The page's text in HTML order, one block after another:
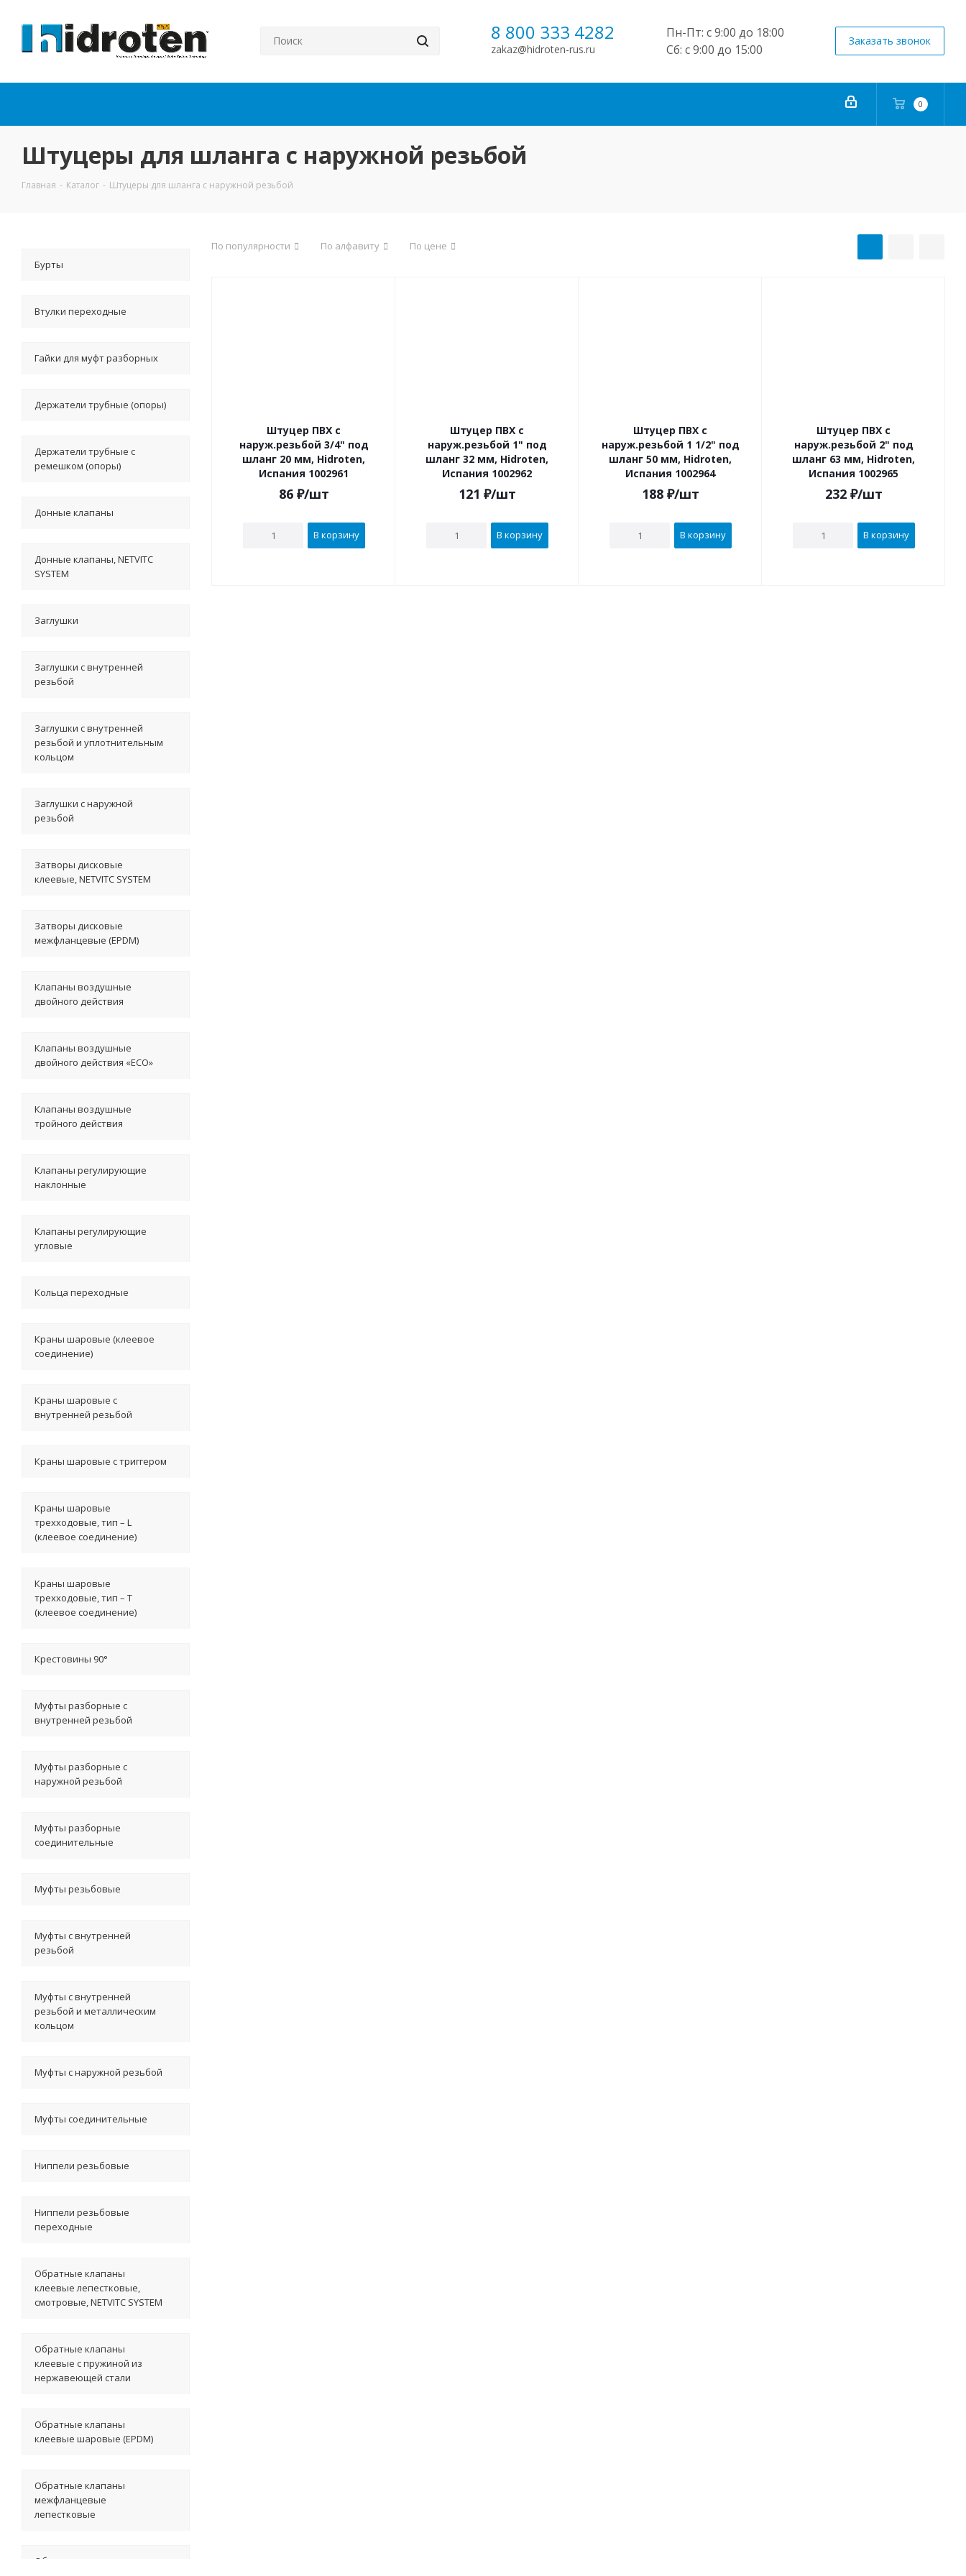
8 800 333 4282
zakaz@hidroten-rus.ru
Пн-Пт: с 9:00 до 18:00
Сб: с 9:00 до 15:00
Заказать звонок
0
Штуцеры для шланга с наружной резьбой
Главная - Каталог - Штуцеры для шланга с наружной резьбой
По популярности По алфавиту По цене
Штуцер ПВХ с
наруж.резьбой 3/4" под
шланг 20 мм, Hidroten,
Испания 1002961
86₽/шт
В корзину
Штуцер ПВХ с
наруж.резьбой 1" под
шланг 32 мм, Hidroten,
Испания 1002962
121 ₽/шт
В корзину
Штуцер ПВХ с
наруж.резьбой 1 1/2" под
шланг 50 мм, Hidroten,
Испания 1002964
188₽/шт
В корзину
Штуцер ПВХ с
наруж.резьбой 2" под
шланг 63 мм, Hidroten,
Испания 1002965
232₽/шт
В корзину
Бурты
Втулки переходные
Гайки для муфт разборных
Держатели трубные (опоры)
Держатели трубные с
ремешком (опоры)
Донные клапаны
Донные клапаны, NETVITC
SYSTEM
Заглушки
Заглушки с внутренней
резьбой
Заглушки с внутренней
резьбой и уплотнительным
кольцом
Заглушки с наружной
резьбой
Затворы дисковые
клеевые, NETVITC SYSTEM
Затворы дисковые
межфланцевые (EPDM)
Клапаны воздушные
двойного действия
Клапаны воздушные
двойного действия «ECO»
Клапаны воздушные
тройного действия
Клапаны регулирующие
наклонные
Клапаны регулирующие
угловые
Кольца переходные
Краны шаровые (клеевое
соединение)
Краны шаровые с
внутренней резьбой
Краны шаровые с триггером
Краны шаровые
трехходовые, тип – L
(клеевое соединение)
Краны шаровые
трехходовые, тип – T
(клеевое соединение)
Крестовины 90°
Муфты разборные с
внутренней резьбой
Муфты разборные с
наружной резьбой
Муфты разборные
соединительные
Муфты резьбовые
Муфты с внутренней
резьбой
Муфты с внутренней
резьбой и металлическим
кольцом
Муфты с наружной резьбой
Муфты соединительные
Ниппели резьбовые
Ниппели резьбовые
переходные
Обратные клапаны
клеевые лепестковые,
смотровые, NETVITC SYSTEM
Обратные клапаны
клеевые с пружиной из
нержавеющей стали
Обратные клапаны
клеевые шаровые (EPDM)
Обратные клапаны
межфланцевые
лепестковые
Обратные клапаны